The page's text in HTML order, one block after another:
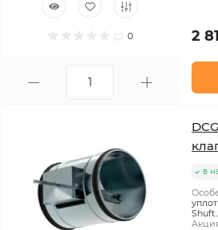
0 2
в
Shuft